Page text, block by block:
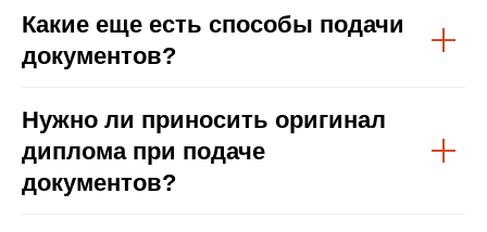
Какие еще есть способы подачи
документов?
Нужно ли приносить оригинал
диплома при подаче
документов?